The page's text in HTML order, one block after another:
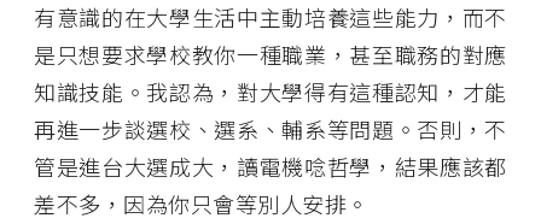
有意識的在大學生活中主動培養這些能力，而不
是只想要求學校教你一種職業，甚至職務的對應
知識技能。我認為，對大學得有這種認知，才能
再進一步談選校、選系、輔系等問題。否則，不
管是進台大選成大，讀電機唸哲學，結果應該都
差不多，因為你只會等別人安排。